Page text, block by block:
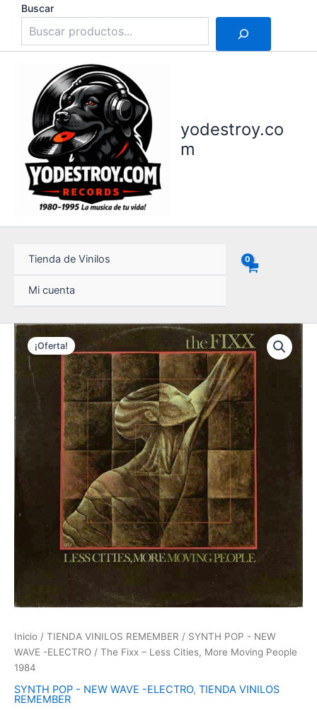
contenido
Buscar
yodestroy.co
m
Tienda de Vinilos
Mi cuenta
¡Oferta!
Inicio / TIENDA VINILOS REMEMBER / SYNTH POP - NEW
WAVE -ELECTRO / The Fixx – Less Cities, More Moving People
1984
SYNTH POP - NEW WAVE -ELECTRO, TIENDA VINILOS
REMEMBER